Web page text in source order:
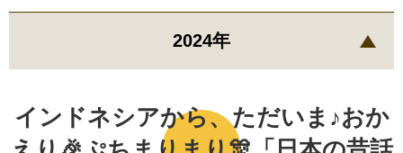
インドネシアから、ただいま♪おか
2024年